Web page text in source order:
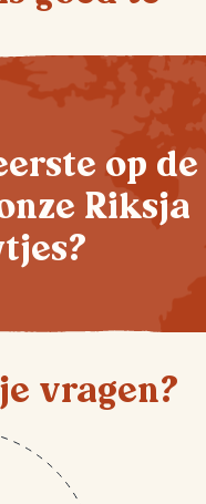
op de
Riksja
vragen?